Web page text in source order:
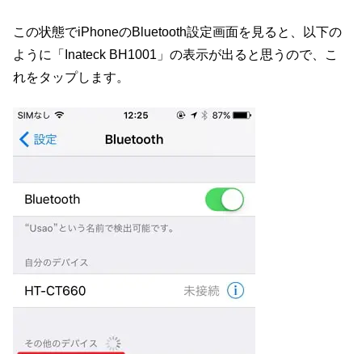
この状態でiPhoneのBluetooth設定画面を見ると、以下の
ように「Inateck BH1001」の表示が出ると思うので、こ
れをタップします。